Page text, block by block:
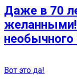
Даже в 70
желанными!
необычного
Вот это да!